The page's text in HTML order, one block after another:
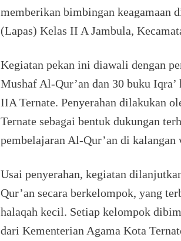
memberikan bimbingan keagamaan
(Lapas) Kelas II A Jambula,
Kegiatan pekan ini diawali dengan
Mushaf Al-Qur’an dan 30 buku Iqra’
IIA Ternate. Penyerahan dilakukan
Ternate sebagai bentuk dukungan
pembelajaran Al-Qur’an di kalangan
Usai penyerahan, kegiatan
Qur’an secara berkelompok, yang
halaqah kecil. Setiap kelompok
dari Kementerian Agama Kota